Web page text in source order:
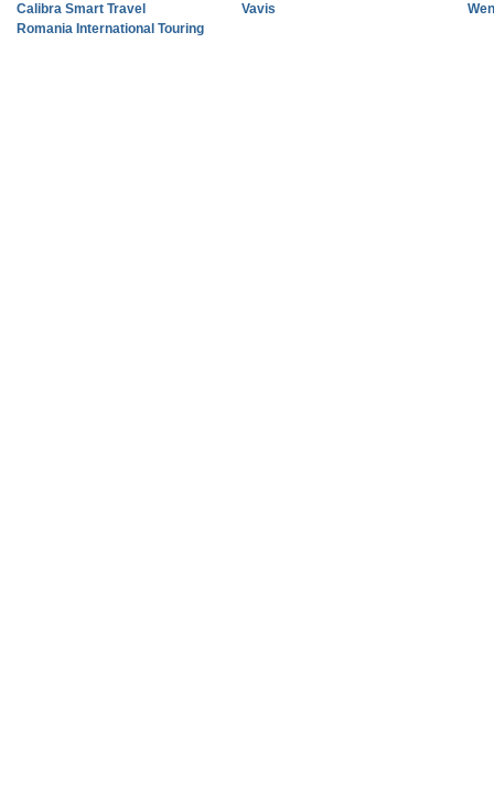
Calibra Smart Travel Vavis
Romania International Touring